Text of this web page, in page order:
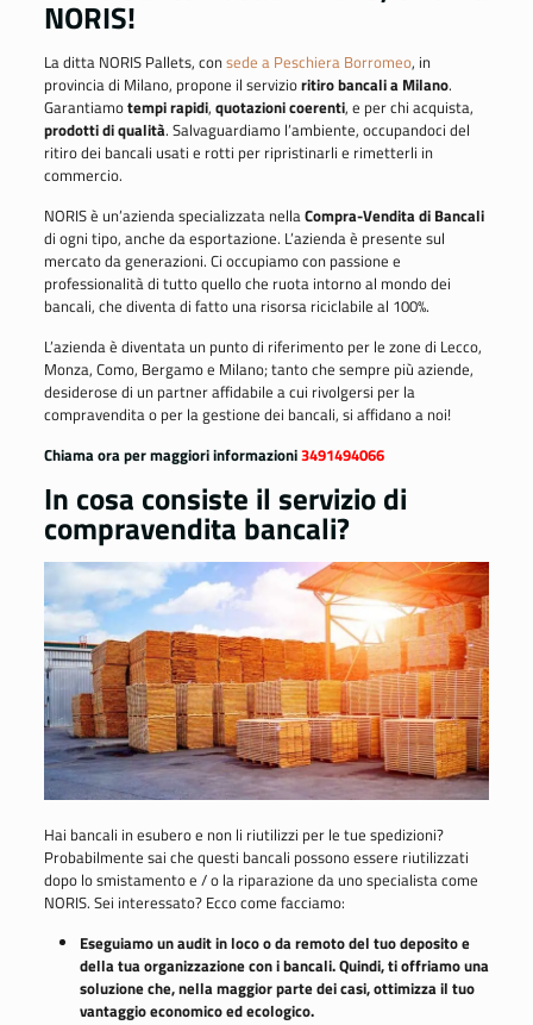
NORIS!
La ditta NORIS Pallets, consede a Peschiera Borromeo, in
provincia di Milano, propone il servizioritiro bancali a Milano.
Garantiamotempi rapidi, quotazioni coerenti, e per chi acquista,
prodotti di qualità. Salvaguardiamo l’ambiente, occupandoci del
ritiro dei bancali usati e rotti per ripristinarli e rimetterli in
commercio.
NORIS è un’azienda specializzata nellaCompra-Vendita di Bancali
di ogni tipo, anche da esportazione. L’azienda è presente sul
mercato da generazioni. Ci occupiamo con passione e
professionalità di tutto quello che ruota intorno al mondo dei
bancali, che diventa di fatto una risorsa riciclabile al 100%.
L’azienda è diventata un punto di riferimento per le zone di Lecco,
Monza, Como, Bergamo e Milano; tanto che sempre più aziende,
desiderose di un partner affidabile a cui rivolgersi per la
compravendita o per la gestione dei bancali, si affidano a noi!
Chiama ora per maggiori informazioni3491494066
In cosa consiste il servizio di
compravendita bancali?
Hai bancali in esubero e non li riutilizzi per le tue spedizioni?
Probabilmente sai che questi bancali possono essere riutilizzati
dopo lo smistamento e / o la riparazione da uno specialista come
NORIS. Sei interessato? Ecco come facciamo:
Eseguiamo un audit in loco o da remoto del tuo deposito e
della tua organizzazione con i bancali. Quindi, ti offriamo una
soluzione che, nella maggior parte dei casi, ottimizza il tuo
vantaggio economico ed ecologico.